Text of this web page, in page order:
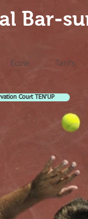
Bar-
Ecole Tarifs
Court TEN'UP